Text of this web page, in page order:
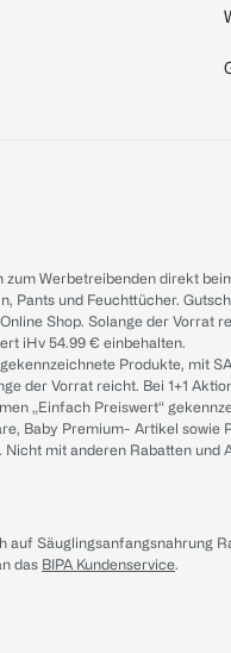
Werbetreibenden direkt
Pants und Feuchttücher.
Shop. Solange der
iHv 54.99 € einbehalten.
Produkte,
der Vorrat reicht. Bei 1+1
„Einfach Preiswert“
Baby Premium- Artikel
mit anderen Rabatten
Säuglingsanfangsnahrung
das BIPA Kundenservice.